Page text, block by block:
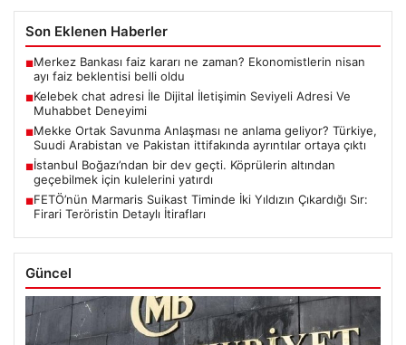
Son Eklenen Haberler
■Merkez Bankası faiz kararı ne zaman? Ekonomistlerin nisan
ayı faiz beklentisi belli oldu
■Kelebek chat adresi İle Dijital İletişimin Seviyeli Adresi Ve
Muhabbet Deneyimi
■Mekke Ortak Savunma Anlaşması ne anlama geliyor? Türkiye,
Suudi Arabistan ve Pakistan ittifakında ayrıntılar ortaya çıktı
■İstanbul Boğazı’ndan bir dev geçti. Köprülerin altından
geçebilmek için kulelerini yatırdı
■FETÖ’nün Marmaris Suikast Timinde İki Yıldızın Çıkardığı Sır:
Firari Teröristin Detaylı İtirafları
Güncel